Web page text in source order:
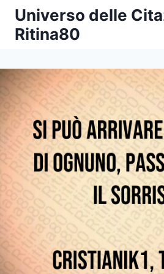
Salta
contenuto
Universo delle
Ritina80